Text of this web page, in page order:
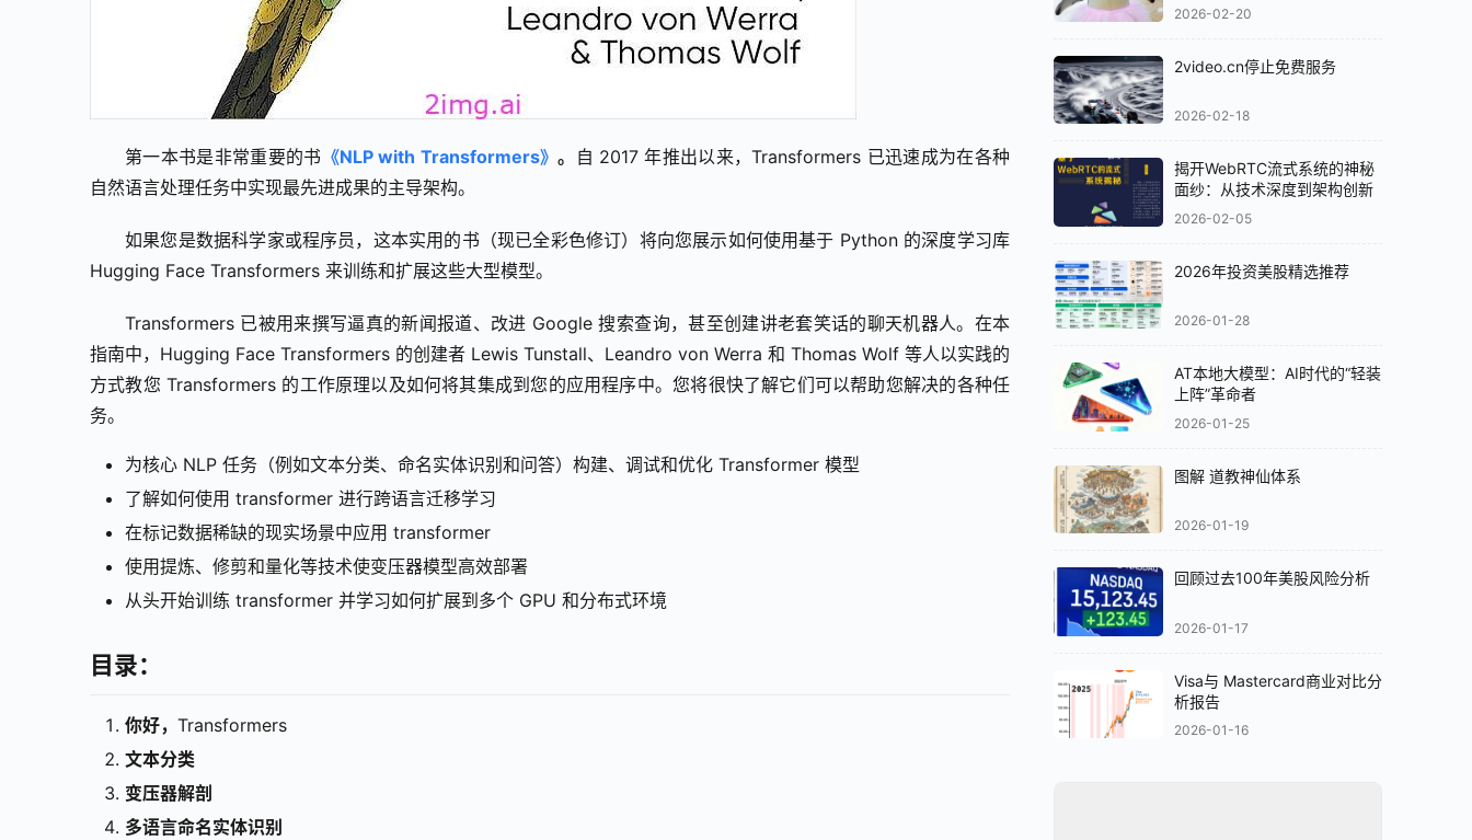
第一本书是非常重要的书 《NLP with Transformers》。
自 2017 年推出以来，Transformers 已迅速成为在各种
自然语言处理任务中实现最先进成果的主导架构。
如果您是数据科学家或程序员，这本实用的书（现已全彩色修订）将向您展示如何使用基于 Python 的深度学习库
Hugging Face Transformers 来训练和扩展这些大型模型。
Transformers 已被用来撰写逼真的新闻报道、改进 Google 搜索查询，甚至创建讲老套笑话的聊天机器人。在本
指南中，Hugging Face Transformers 的创建者 Lewis Tunstall、Leandro von Werra 和 Thomas Wolf 等人以实践的
方式教您 Transformers 的工作原理以及如何将其集成到您的应用程序中。您将很快了解它们可以帮助您解决的各种任
务。
为核心 NLP 任务（例如文本分类、命名实体识别和问答）构建、调试和优化 Transformer 模型
了解如何使用 transformer 进行跨语言迁移学习
在标记数据稀缺的现实场景中应用 transformer
使用提炼、修剪和量化等技术使变压器模型高效部署
从头开始训练 transformer 并学习如何扩展到多个 GPU 和分布式环境
目录：
你好， Transformers
文本分类
变压器解剖
多语言命名实体识别
2026-02-20
2video.cn停止免费服务
2026-02-18
揭开WebRTC流式系统的神秘
面纱：从技术深度到架构创新
2026-02-05
2026年投资美股精选推荐
2026-01-28
AT本地大模型：AI时代的“轻装
上阵”革命者
2026-01-25
图解 道教神仙体系
2026-01-19
回顾过去100年美股风险分析
2026-01-17
Visa与 Mastercard商业对比分
析报告
2026-01-16